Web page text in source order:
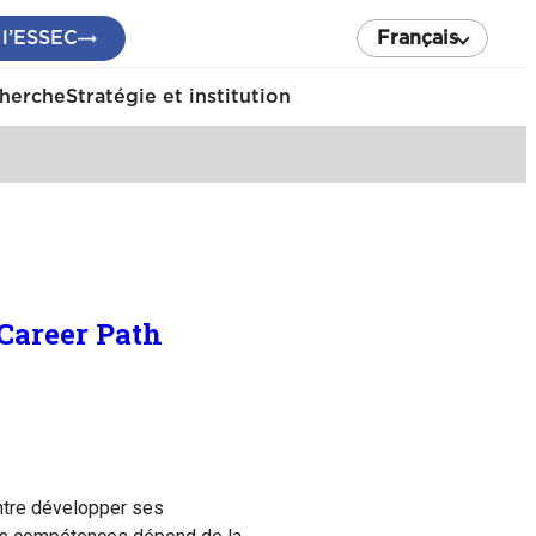
Français
Stratégie et institution
Path
développer ses